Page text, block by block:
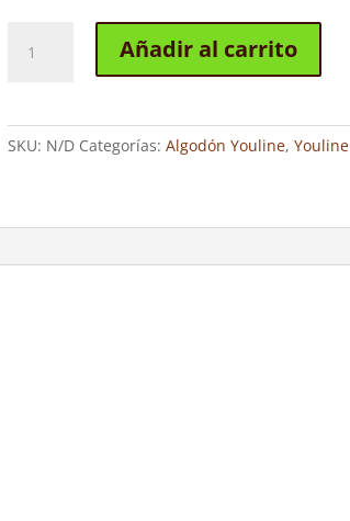
TOBILLERO
B527
Añadir al carrito
SKU: N/D Categorías: Algodón Youline, Youline